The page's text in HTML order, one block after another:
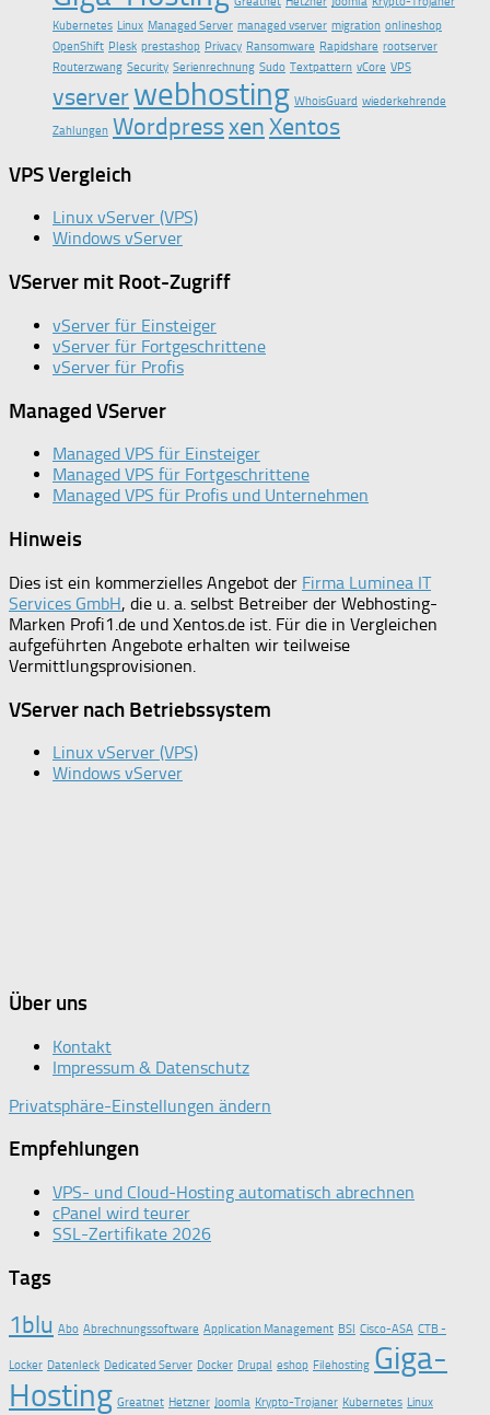
Kubernetes Linux Managed Server managed vserver migration onlineshop
OpenShift Plesk prestashop Privacy Ransomware Rapidshare rootserver
Routerzwang Security Serienrechnung Sudo Textpattern vCore VPS
vserverwebhosting WhoisGuard wiederkehrende
Zahlungen WordpressxenXentos
VPS Vergleich
Linux vServer (VPS)
Windows vServer
VServer mit Root-Zugriff
vServer für Einsteiger
vServer für Fortgeschrittene
vServer für Profis
Managed VServer
Managed VPS für Einsteiger
Managed VPS für Fortgeschrittene
Managed VPS für Profis und Unternehmen
Hinweis
Dies ist ein kommerzielles Angebot der Firma Luminea IT
Services GmbH, die u. a. selbst Betreiber der Webhosting-
Marken Profi1.de und Xentos.de ist. Für die in Vergleichen
aufgeführten Angebote erhalten wir teilweise
Vermittlungsprovisionen.
VServer nach Betriebssystem
Linux vServer (VPS)
Windows vServer
Über uns
Kontakt
Impressum & Datenschutz
Privatsphäre-Einstellungen ändern
Empfehlungen
VPS- und Cloud-Hosting automatisch abrechnen
cPanel wird teurer
SSL-Zertifikate 2026
Tags
1blu Abo Abrechnungssoftware Application Management BSI Cisco-ASA CTB -
Locker Datenleck Dedicated Server Docker Drupal eshop Filehosting Giga-
Hosting Greatnet Hetzner Joomla Krypto-Trojaner Kubernetes Linux